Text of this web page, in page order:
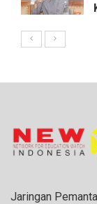
Jaringan